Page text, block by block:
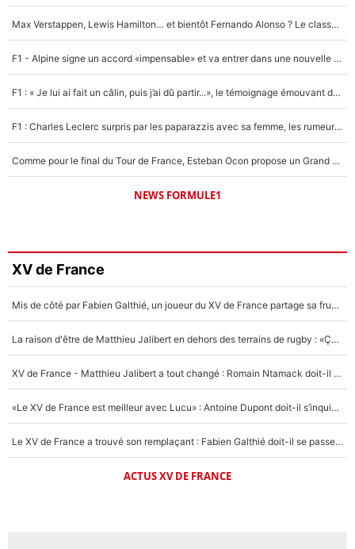
Max Verstappen, Lewis Hamilton… et bientôt Fernando Alonso ? Le classement des pilotes les mieux payés en Formule 1 risque de changer !
F1 - Alpine signe un accord «impensable» et va entrer dans une nouvelle dimension : Grande nouvelle pour Pierre Gasly !
F1 : « Je lui ai fait un câlin, puis j’ai dû partir...», le témoignage émouvant de Max Verstappen sur sa fille
F1 : Charles Leclerc surpris par les paparazzis avec sa femme, les rumeurs étaient vraies !
Comme pour le final du Tour de France, Esteban Ocon propose un Grand Prix de Formule 1 à Paris : «Autour de l’Arc de Triomphe, ce serait génial» !
NEWS FORMULE1
XV de France
Mis de côté par Fabien Galthié, un joueur du XV de France partage sa frustration : «ils ne me l’ont pas dit tout de suite»
La raison d'être de Matthieu Jalibert en dehors des terrains de rugby : «Ça m'atteint autant que si tu touches à un membre de ma famille»
XV de France - Matthieu Jalibert a tout changé : Romain Ntamack doit-il s’inquiéter pour sa place à un an de la Coupe du monde ?
«Le XV de France est meilleur avec Lucu» : Antoine Dupont doit-il s’inquiéter pour sa place ?
Le XV de France a trouvé son remplaçant : Fabien Galthié doit-il se passer d'Antoine Dupont ?
ACTUS XV DE FRANCE